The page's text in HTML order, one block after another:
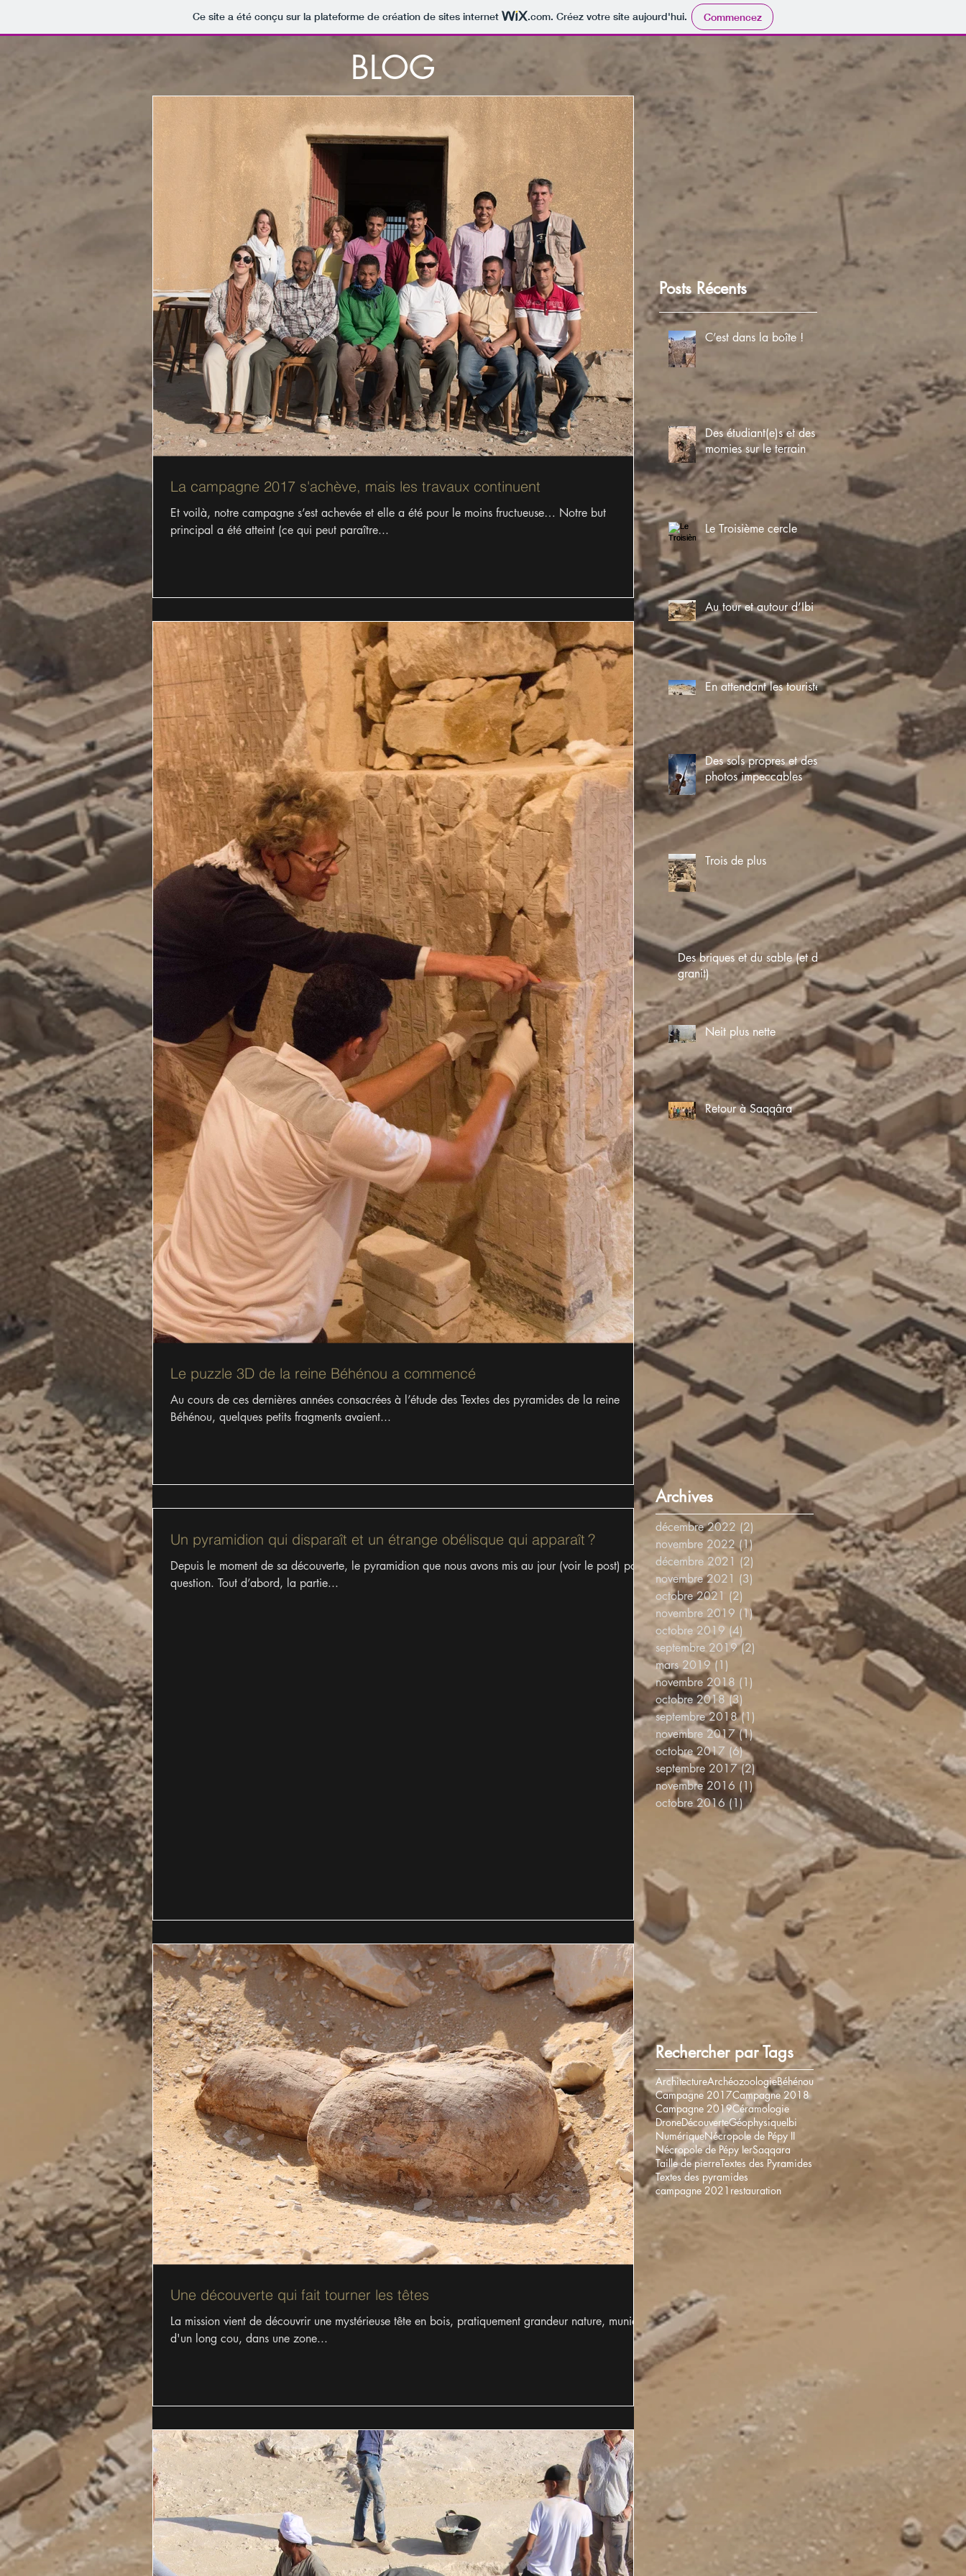
Ce site a été conçu sur la plateforme de création de sites internet .com. Créez votre site aujourd'hui. Commencez
BLOG
La campagne 2017 s'achève, mais les travaux continuent
Et voilà, notre campagne s’est achevée et elle a été pour le moins fructueuse… Notre but
principal a été atteint (ce qui peut paraître...
Le puzzle 3D de la reine Béhénou a commencé
Au cours de ces dernières années consacrées à l’étude des Textes des pyramides de la reine
Béhénou, quelques petits fragments avaient...
Un pyramidion qui disparaît et un étrange obélisque qui apparaît ?
Depuis le moment de sa découverte, le pyramidion que nous avons mis au jour (voir le post) pose
question. Tout d’abord, la partie...
Une découverte qui fait tourner les têtes
La mission vient de découvrir une mystérieuse tête en bois, pratiquement grandeur nature, munie
d'un long cou, dans une zone...
Posts Récents
C’est dans la boîte !
Des étudiant(e)s et des
momies sur le terrain
Le Troisième cercle
Au tour et autour d’Ibi
En attendant les touristes
Des sols propres et des
photos impeccables
Trois de plus
Des briques et du sable (et du
granit)
Neit plus nette
Retour à Saqqâra
Archives
décembre 2022 (2) 2 posts
novembre 2022 (1)1 post
décembre 2021 (2) 2 posts
novembre 2021 (3)
octobre 2021 (2) 2 posts
novembre 2019 (1)1 post
octobre 2019 (4) 4 posts
septembre 2019 (2)
mars 2019 (1)
novembre 2018 (1)
octobre 2018 (3)
septembre 2018 (1) 1 post
novembre 2017 (1)1 post
octobre 2017 (6)6 posts
septembre 2017 (2) 2 posts
novembre 2016 (1) 1 post
octobre 2016 (1) 1 post
Rechercher par Tags
ArchitectureArchéozoologieBéhénou
Campagne 2017Campagne 2018
Campagne 2019Céramologie
DroneDécouverteGéophysiqueIbi
NumériqueNécropole de Pépy II
Nécropole de Pépy IerSaqqara
Taille de pierreTextes des Pyramides
Textes des pyramides
campagne 2021 restauration